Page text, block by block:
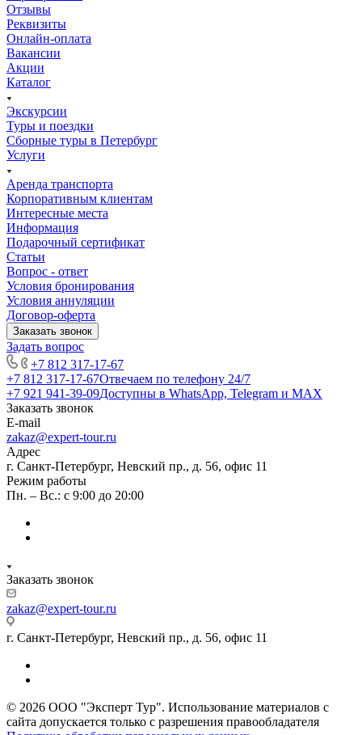
Отзывы
Реквизиты
Онлайн-оплата
Вакансии
Акции
Каталог
Экскурсии
Туры и поездки
Сборные туры в Петербург
Услуги
Аренда транспорта
Корпоративным клиентам
Интересные места
Информация
Подарочный сертификат
Статьи
Вопрос - ответ
Условия бронирования
Условия аннуляции
Договор-оферта
Заказать звонок
Задать вопрос
+7 812 317-17-67
+7 812 317-17-67Отвечаем по телефону 24/7
+7 921 941-39-09Доступны в WhatsApp, Telegram и MAX
Заказать звонок
E-mail
zakaz@expert-tour.ru
Адрес
г. Санкт-Петербург, Невский пр., д. 56, офис 11
Режим работы
Пн. – Вс.: с 9:00 до 20:00
Заказать звонок
zakaz@expert-tour.ru
г. Санкт-Петербург, Невский пр., д. 56, офис 11
© 2026 ООО "Эксперт Тур". Использование материалов с
сайта допускается только с разрешения правообладателя